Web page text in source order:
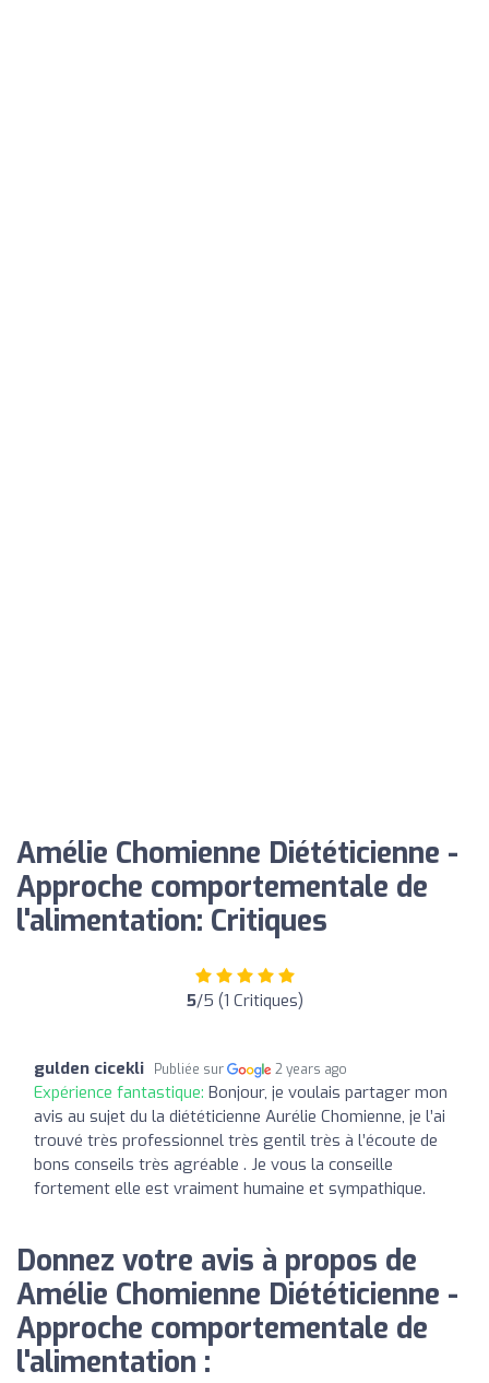
Amélie Chomienne Diététicienne -
Approche comportementale de
l'alimentation: Critiques
5/5 (1 Critiques)
gulden cicekli Publiée sur 2 years ago
Expérience fantastique: Bonjour, je voulais partager mon
avis au sujet du la diététicienne Aurélie Chomienne, je l’ai
trouvé très professionnel très gentil très à l’écoute de
bons conseils très agréable . Je vous la conseille
fortement elle est vraiment humaine et sympathique.
Donnez votre avis à propos de
Amélie Chomienne Diététicienne -
Approche comportementale de
l'alimentation :